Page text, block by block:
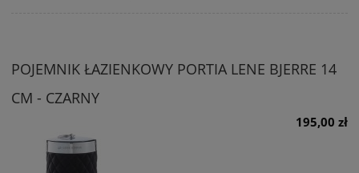
POJEMNIK ŁAZIENKOWY PORTIA LENE BJERRE 14
CM - CZARNY
195,00 zł